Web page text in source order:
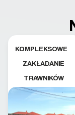
pielęgnacji
teraz i na
etapie jest
plusem. Teraz
z dzieckiem i
pięknym
A trawa robi
WOW.
KOMPLEKSOWE
ZAKŁADANIE
TRAWNIKÓW